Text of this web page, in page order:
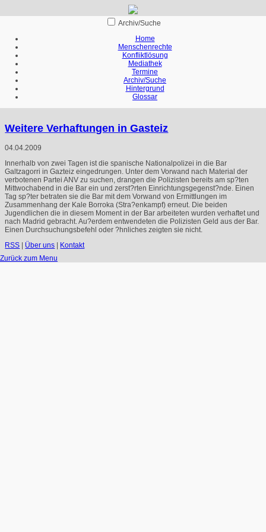
Archiv/Suche
Home
Menschenrechte
Konfliktlösung
Mediathek
Termine
Archiv/Suche
Hintergrund
Glossar
Weitere Verhaftungen in Gasteiz
04.04.2009
Innerhalb von zwei Tagen ist die spanische Nationalpolizei in die Bar
Galtzagorri in Gazteiz eingedrungen. Unter dem Vorwand nach Material der
verbotenen ParteiANV zu suchen, drangen die Polizisten bereits am sp?ten
Mittwochabend in die Bar ein und zerst?rten Einrichtungsgegenst?nde. Einen
Tag sp?ter betraten sie die Bar mit dem Vorwand von Ermittlungen im
Zusammenhang der Kale Borroka (Stra?enkampf) erneut. Die beiden
Jugendlichen die in diesem Moment in der Bar arbeiteten wurden verhaftet und
nach Madrid gebracht. Au?erdem entwendeten die Polizisten Geld aus der Bar.
Einen Durchsuchungsbefehl oder ?hnliches zeigten sie nicht.
RSS | Über uns | Kontakt
Zurück zum Menu